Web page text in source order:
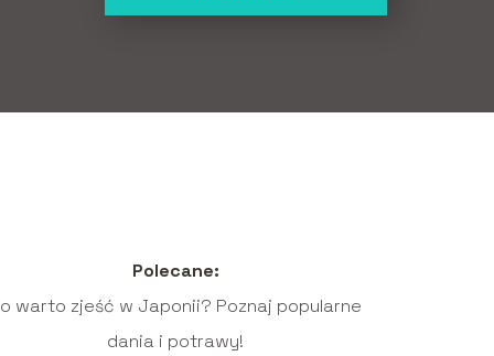
Polecane:
warto zjeść w Japonii? Poznaj popularne
dania i potrawy!